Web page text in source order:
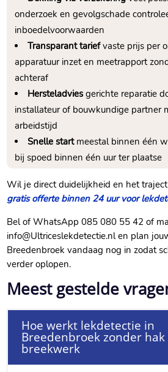
onderzoek en gevolgschade
inboedelvoorwaarden
Transparant tariefvaste prijs per
apparatuur inzet en meetrapport
achteraf
Hersteladvies gerichte reparatie
installateur of bouwkundige partner
arbeidstijd
Snelle startmeestal binnen één
bij spoed binnen één uur ter plaatse
Wil je direct duidelijkheid en het
gratis offerte binnen 24 uur voor
Bel of WhatsApp 085 080 55 42 of
info@Ultriceslekdetectie.​nl en plan
Breedenbroek vandaag nog in zodat
verder oplopen.​
Meest gestelde
Hoe werkt lekdetectie in
Breedenbroek zonder hak
breekwerk